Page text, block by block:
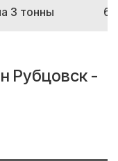
3 тонны
Рубцовск -